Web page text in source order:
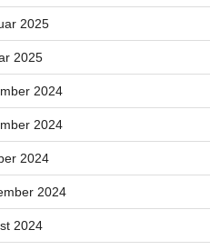
2025
2025
2024
2024
2024
2024
2024